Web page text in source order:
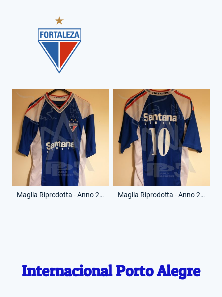
Maglia Riprodotta - Anno 2006-07 - 10 - (Fronte) Maglia Riprodotta - Anno 2006-07 - 10 - (Retro)
Internacional Porto Alegre